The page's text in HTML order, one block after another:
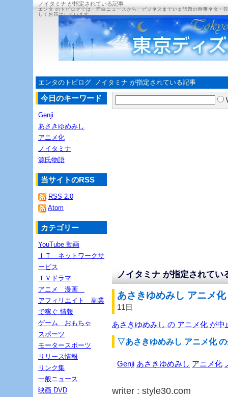
ノイタミナ が指定されている記事
エンタ のトピログでは、面白ニュースから、ビジネスまでいま話題の時事ネタ
してお届けしています。
エンタのトピログ ノイタミナ が指定されている記事
ノイタミナ が指定されてい
あさきゆめみし アニメ
11日
あさきゆめみし の アニメ化 が
▽あさきゆめみし アニメ化
Genji あさきゆめみし アニメ化
writer : style30.com
今日のキーワード
Genji
あさきゆめみし
アニメ化
ノイタミナ
源氏物語
当サイトのRSS
RSS 2.0
Atom
カテゴリー
YouTube 動画
ＩＴ ネットワークサ
ービス
ＴＶドラマ
アニメ 漫画
アフィリエイト 副業
で稼ぐ 情報
ゲーム おもちゃ
スポーツ
モータースポーツ
リリース情報
リンク集
一般ニュース
映画 DVD